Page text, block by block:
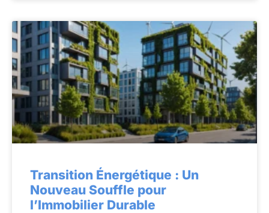
Transition Énergétique : Un
Nouveau Souffle pour
l’Immobilier Durable